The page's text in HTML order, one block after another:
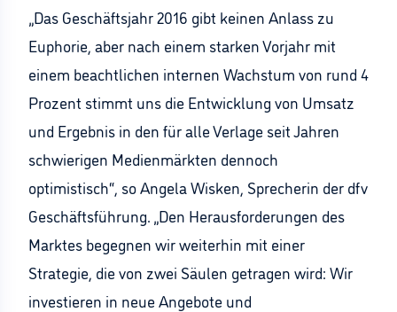
„Das Geschäftsjahr 2016 gibt keinen Anlass zu
Euphorie, aber nach einem starken Vorjahr mit
einem beachtlichen internen Wachstum von rund 4
Prozent stimmt uns die Entwicklung von Umsatz
und Ergebnis in den für alle Verlage seit Jahren
schwierigen Medienmärkten dennoch
optimistisch“, so Angela Wisken, Sprecherin der dfv
Geschäftsführung. „Den Herausforderungen des
Marktes begegnen wir weiterhin mit einer
Strategie, die von zwei Säulen getragen wird: Wir
investieren in neue Angebote und